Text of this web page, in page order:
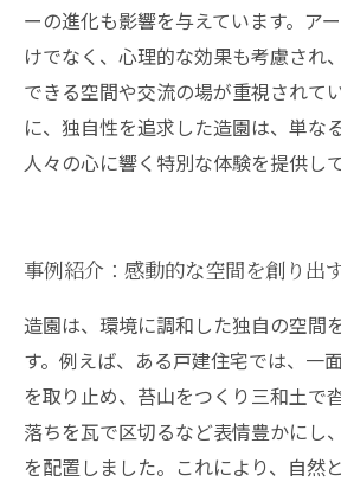
ーの進化も影響を与えています。ア
けでなく、心理的な効果も考慮され
できる空間や交流の場が重視されて
に、独自性を追求した造園は、単な
人々の心に響く特別な体験を提供して
事例紹介：感動的な空間を創り出
造園は、環境に調和した独自の空間
す。例えば、ある戸建住宅では、一
を取り止め、苔山をつくり三和土で
落ちを瓦で区切るなど表情豊かにし
を配置しました。これにより、自然